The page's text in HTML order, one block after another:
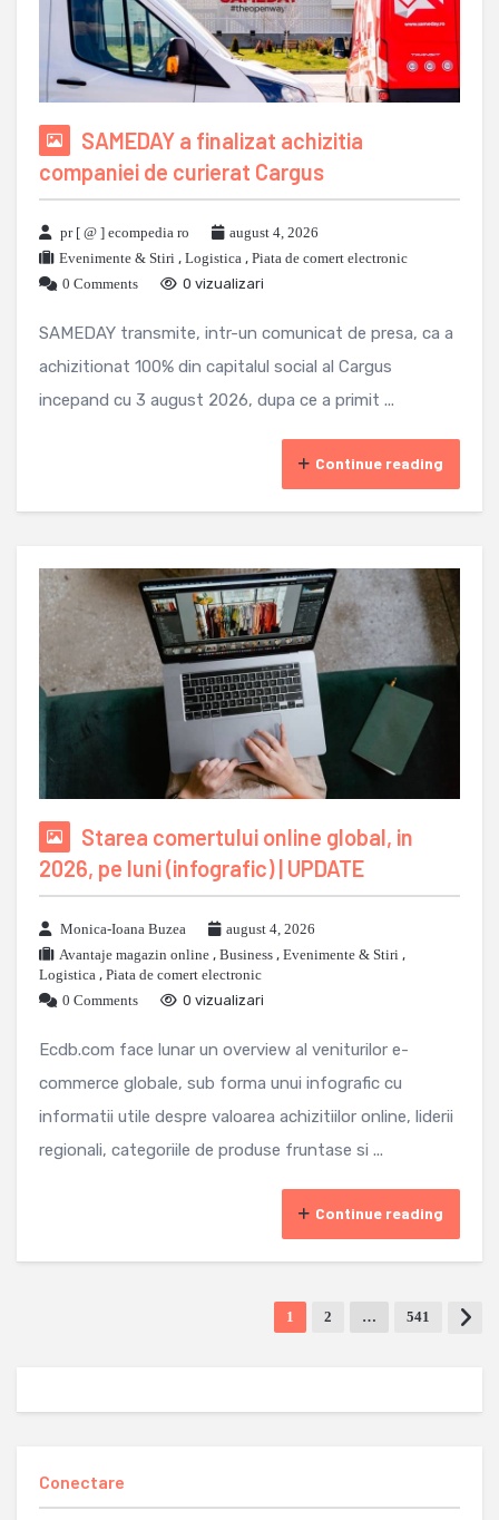
SAMEDAY a finalizat achizitia
companiei de curierat Cargus
pr [ @ ] ecompedia ro
august 4, 2026
Evenimente & Stiri , Logistica , Piata de comert electronic
0 Comments
0 vizualizari
SAMEDAY transmite, intr-un comunicat de presa, ca a
achizitionat 100% din capitalul social al Cargus
incepand cu 3 august 2026, dupa ce a primit ...
Continue reading
Starea comertului online global, in
2026, pe luni (infografic) | UPDATE
Monica-Ioana Buzea
august 4, 2026
Avantaje magazin online , Business , Evenimente & Stiri ,
Logistica , Piata de comert electronic
0 Comments
0 vizualizari
Ecdb.com face lunar un overview al veniturilor e-
commerce globale, sub forma unui infografic cu
informatii utile despre valoarea achizitiilor online, liderii
regionali, categoriile de produse fruntase si ...
Continue reading
1 2 … 541
Conectare